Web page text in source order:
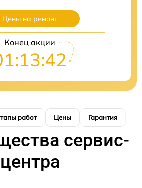
Цены на ремонт
Конец акции
работ Цены Гарантия
сервис-
центра